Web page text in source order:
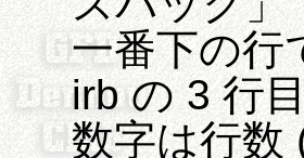
一番下の行
irb の 3 行
数字は行数